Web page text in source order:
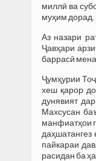
миллӣ ва
муҳим дорад.
Аз назари
Ҷавҳари
баррасӣ
Ҷумҳурии
хеш қарор
дунявият
Махсусан
манфиатҳои
пайкараи
расидан ба